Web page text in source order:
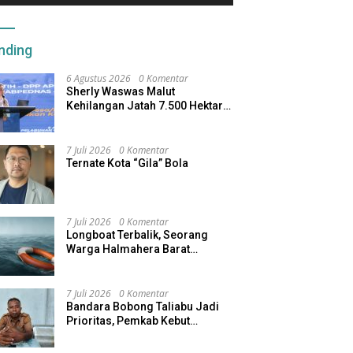
6 Agustus 2026 0 Komentar
Sherly Waswas Malut
Kehilangan Jatah 7.500 Hektare
7 Juli 2026 0 Komentar
Ternate Kota “Gila” Bola
7 Juli 2026 0 Komentar
Longboat Terbalik, Seorang
Warga Halmahera Barat
7 Juli 2026 0 Komentar
Bandara Bobong Taliabu Jadi
Prioritas, Pemkab Kebut